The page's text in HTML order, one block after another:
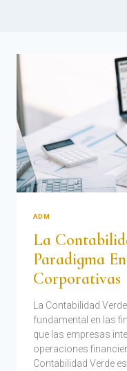
ADM
La
Paradigma
Corporativas
La Contabilidad
fundamental en las
que las empresas
operaciones
Contabilidad Verde